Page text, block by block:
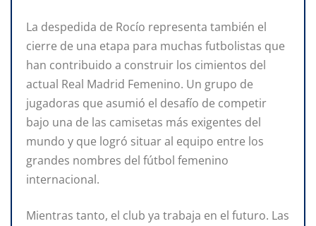
La despedida de Rocío representa también el
cierre de una etapa para muchas futbolistas que
han contribuido a construir los cimientos del
actual Real Madrid Femenino. Un grupo de
jugadoras que asumió el desafío de competir
bajo una de las camisetas más exigentes del
mundo y que logró situar al equipo entre los
grandes nombres del fútbol femenino
internacional.
Mientras tanto, el club ya trabaja en el futuro. Las